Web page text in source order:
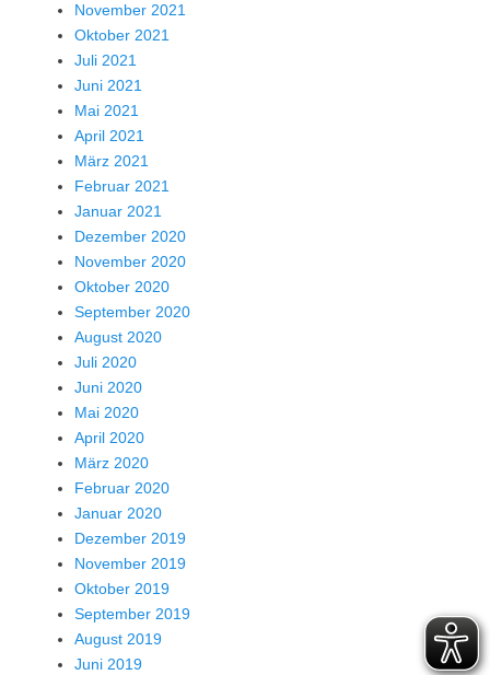
November 2021
Oktober 2021
Juli 2021
Juni 2021
Mai 2021
April 2021
März 2021
Februar 2021
Januar 2021
Dezember 2020
November 2020
Oktober 2020
September 2020
August 2020
Juli 2020
Juni 2020
Mai 2020
April 2020
März 2020
Februar 2020
Januar 2020
Dezember 2019
November 2019
Oktober 2019
September 2019
August 2019
Juni 2019